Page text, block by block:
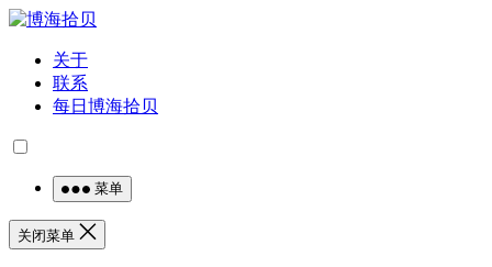
关于
联系
每日博海拾贝
菜单
关闭菜单